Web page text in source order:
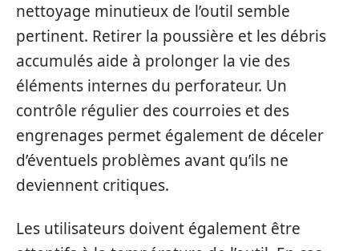
nettoyage minutieux de l’outil semble
pertinent. Retirer la poussière et les débris
accumulés aide à prolonger la vie des
éléments internes du perforateur. Un
contrôle régulier des courroies et des
engrenages permet également de déceler
d’éventuels problèmes avant qu’ils ne
deviennent critiques.
Les utilisateurs doivent également être